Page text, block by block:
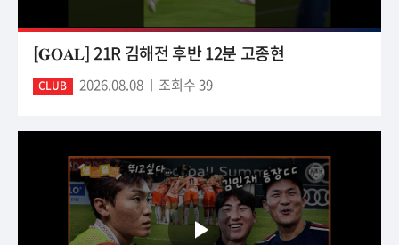
[𝐆𝐎𝐀𝐋] 21R 김해전 후반 12분 고종현
CLUB 2026.08.08 조회수 39